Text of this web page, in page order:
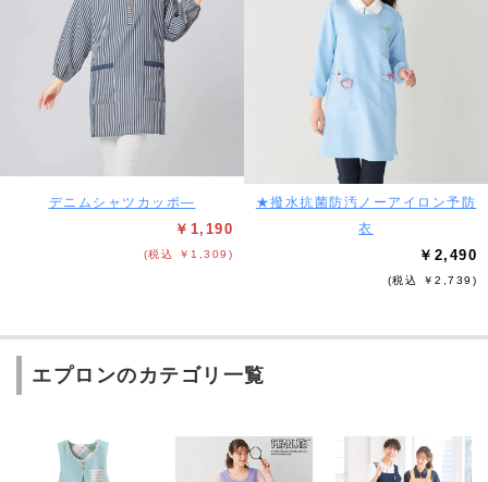
デニムシャツカッポ―
￥1,190
(税込 ￥1,309)
★撥水抗菌防汚ノーアイロン予防
衣
￥2,490
(税込 ￥2,739)
エプロンのカテゴリ一覧